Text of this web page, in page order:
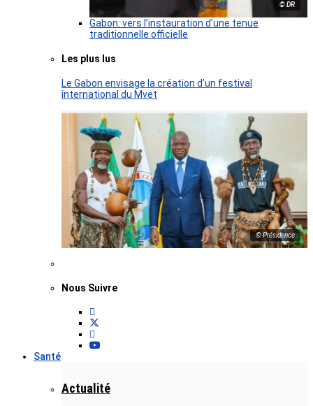
© DR
Gabon: vers l’instauration d’une tenue
traditionnelle officielle
Les plus lus
Le Gabon envisage la création d’un festival
international du Mvet
© Présidence
Nous Suivre
Santé
Actualité